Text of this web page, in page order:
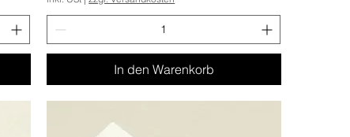
In den Warenkorb